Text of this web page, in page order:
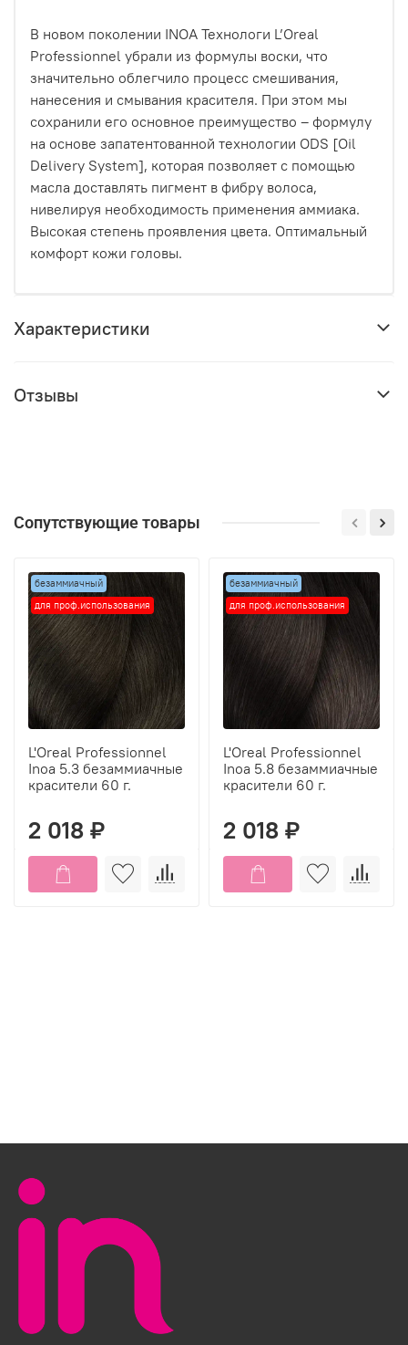
В новом поколении INOA Технологи L’Oreal
Professionnel убрали из формулы воски, что
значительно облегчило процесс смешивания,
нанесения и смывания красителя. При этом мы
сохранили его основное преимущество – формулу
на основе запатентованной технологии ODS [Oil
Delivery System], которая позволяет с помощью
масла доставлять пигмент в фибру волоса,
нивелируя необходимость применения аммиака.
Высокая степень проявления цвета. Оптимальный
комфорт кожи головы.
Характеристики
Отзывы
Сопутствующие товары
безаммиачный
для проф.использования
L'Oreal Professionnel
Inoa 5.3 безаммиачные
красители 60 г.
2 018 ₽
безаммиачный
для проф.использования
L'Oreal Professionnel
Inoa 5.8 безаммиачные
красители 60 г.
2 018 ₽